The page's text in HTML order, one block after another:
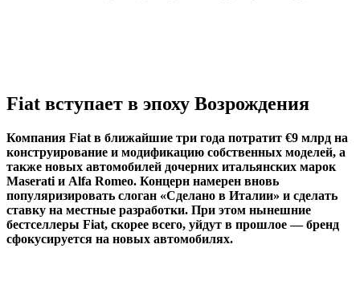
Fiat вступает в эпоху Возрождения
Компания Fiat в ближайшие три года потратит €9 млрд на
конструирование и модификацию собственных моделей, а
также новых автомобилей дочерних итальянских марок
Maserati и Alfa Romeo. Концерн намерен вновь
популяризировать слоган «Сделано в Италии» и сделать
ставку на местные разработки. При этом нынешние
бестселлеры Fiat, скорее всего, уйдут в прошлое — бренд
сфокусируется на новых автомобилях.